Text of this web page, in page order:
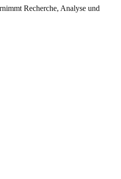
Recherche, Analyse und